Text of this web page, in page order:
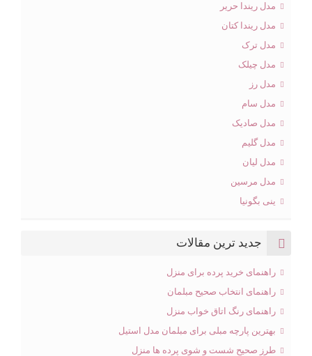
مدل ریندا حریر
مدل ریندا کتان
مدل ترک
مدل چیلک
مدل رز
مدل سام
مدل صادیک
مدل گلیم
مدل لیان
مدل مرسین
ینی بگونیا
جدید ترین مقالات
راهنمای خرید پرده برای منزل
راهنمای انتخاب صحیح مبلمان
راهنمای رنگ اتاق خواب منزل
بهترین پارچه مبلی برای مبلمان مدل استیل
طرز صحیح شست و شوی پرده ها منزل